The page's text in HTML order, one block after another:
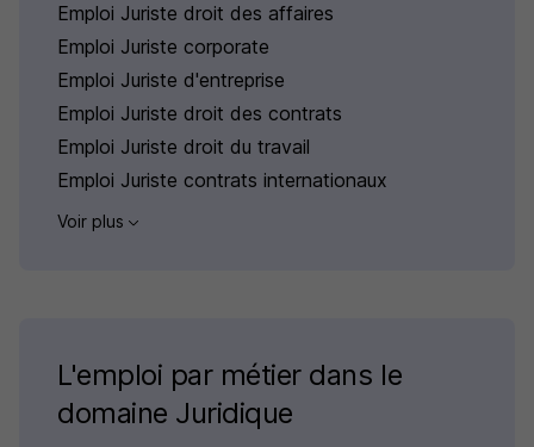
Emploi Juriste droit des affaires
Emploi Juriste corporate
Emploi Juriste d'entreprise
Emploi Juriste droit des contrats
Emploi Juriste droit du travail
Emploi Juriste contrats internationaux
Voir plus
L'emploi par métier dans le
domaine Juridique